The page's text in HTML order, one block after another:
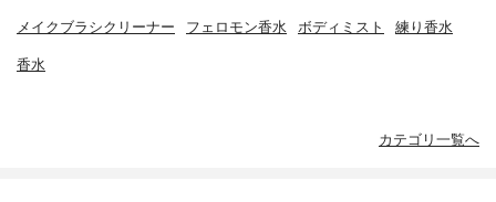
メイクブラシクリーナー フェロモン香水 ボディミスト 練り香水
香水
カテゴリ一覧へ